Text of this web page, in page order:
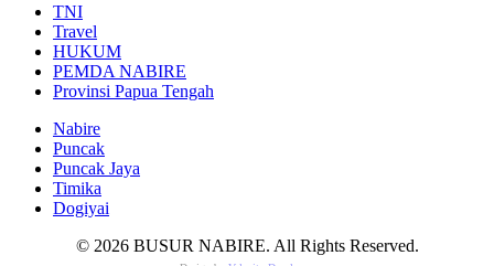
TNI
Travel
HUKUM
PEMDA NABIRE
Provinsi Papua Tengah
Nabire
Puncak
Puncak Jaya
Timika
Dogiyai
© 2026 BUSUR NABIRE. All Rights Reserved.